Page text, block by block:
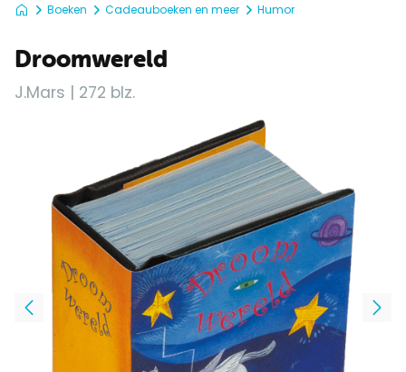
Boeken Cadeauboeken en meer Humor
Droomwereld
J.Mars | 272 blz.